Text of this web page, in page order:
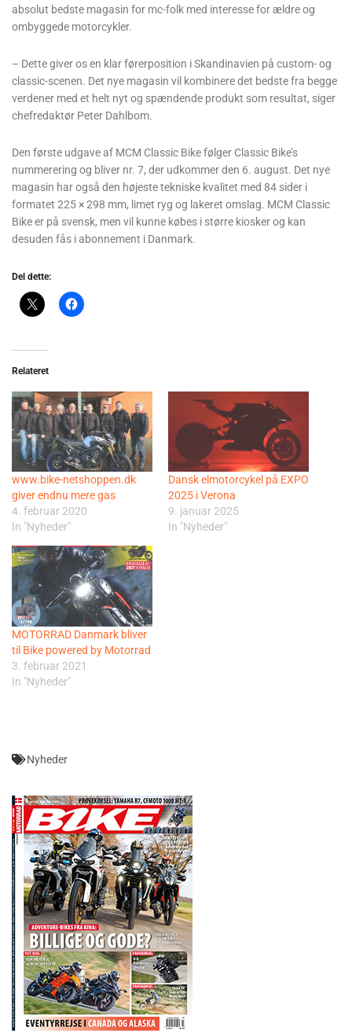
absolut bedste magasin for mc-folk med interesse for ældre og
ombyggede motorcykler.
– Dette giver os en klar førerposition i Skandinavien på custom- og
classic-scenen. Det nye magasin vil kombinere det bedste fra begge
verdener med et helt nyt og spændende produkt som resultat, siger
chefredaktør Peter Dahlbom.
Den første udgave af MCM Classic Bike følger Classic Bike’s
nummerering og bliver nr. 7, der udkommer den 6. august. Det nye
magasin har også den højeste tekniske kvalitet med 84 sider i
formatet 225 × 298 mm, limet ryg og lakeret omslag. MCM Classic
Bike er på svensk, men vil kunne købes i større kiosker og kan
desuden fås i abonnement i Danmark.
Del dette:
Relateret
www.bike-netshoppen.dk
giver endnu mere gas
4. februar 2020
In "Nyheder"
Dansk elmotorcykel på EXPO
2025 i Verona
9. januar 2025
In "Nyheder"
MOTORRAD Danmark bliver
til Bike powered by Motorrad
3. februar 2021
In "Nyheder"
Nyheder